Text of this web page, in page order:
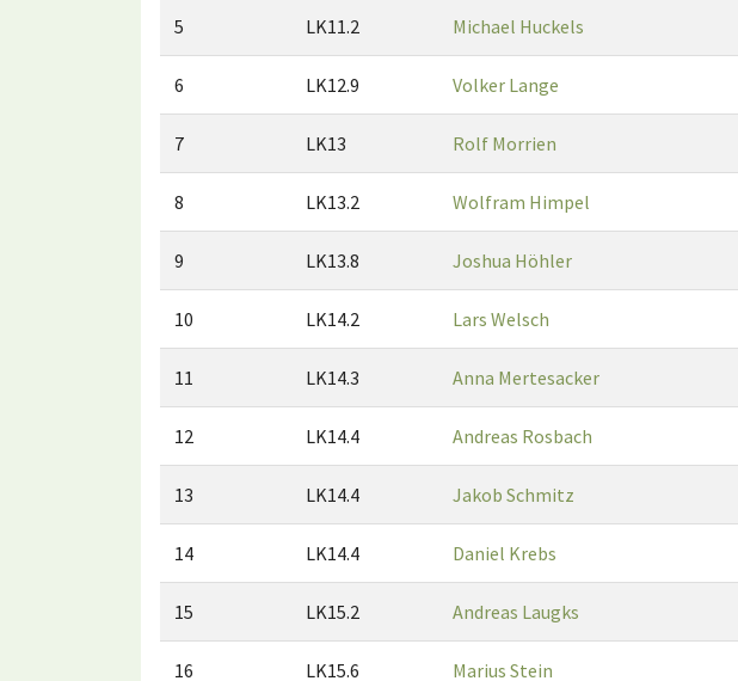
5 LK11.2 Michael Huckels
6 LK12.9 Volker Lange
7 LK13 Rolf Morrien
8 LK13.2 Wolfram Himpel
9 LK13.8 Joshua Höhler
10 LK14.2 Lars Welsch
11 LK14.3 Anna Mertesacker
12 LK14.4 Andreas Rosbach
13 LK14.4 Jakob Schmitz
14 LK14.4 Daniel Krebs
15 LK15.2 Andreas Laugks
16 LK15.6 Marius Stein